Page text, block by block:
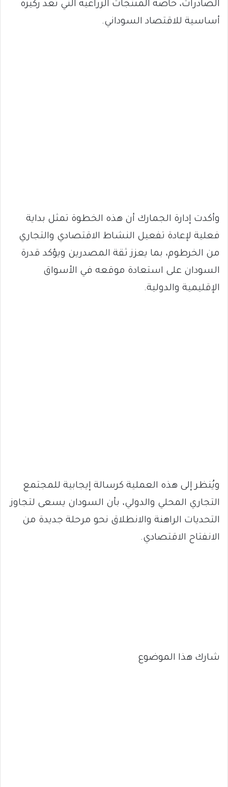
الصادرات، خاصة المنتجات الزراعية التي تُعد ركيزة
أساسية للاقتصاد السوداني.
وأكدت إدارة الجمارك أن هذه الخطوة تمثل بداية
فعلية لإعادة تفعيل النشاط الاقتصادي والتجاري
من الخرطوم، بما يعزز ثقة المصدرين ويؤكد قدرة
السودان على استعادة موقعه في الأسواق
الإقليمية والدولية.
ويُنظر إلى هذه العملية كرسالة إيجابية للمجتمع
التجاري المحلي والدولي، بأن السودان يسعى لتجاوز
التحديات الراهنة والانطلاق نحو مرحلة جديدة من
الانفتاح الاقتصادي.
شارك هذا الموضوع